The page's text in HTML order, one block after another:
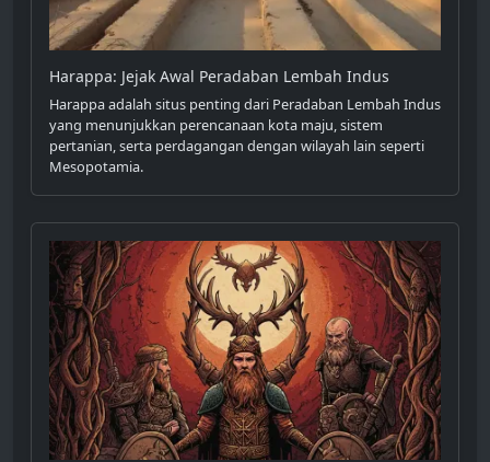
Harappa: Jejak Awal Peradaban Lembah Indus
Harappa adalah situs penting dari Peradaban Lembah Indus
yang menunjukkan perencanaan kota maju, sistem
pertanian, serta perdagangan dengan wilayah lain seperti
Mesopotamia.